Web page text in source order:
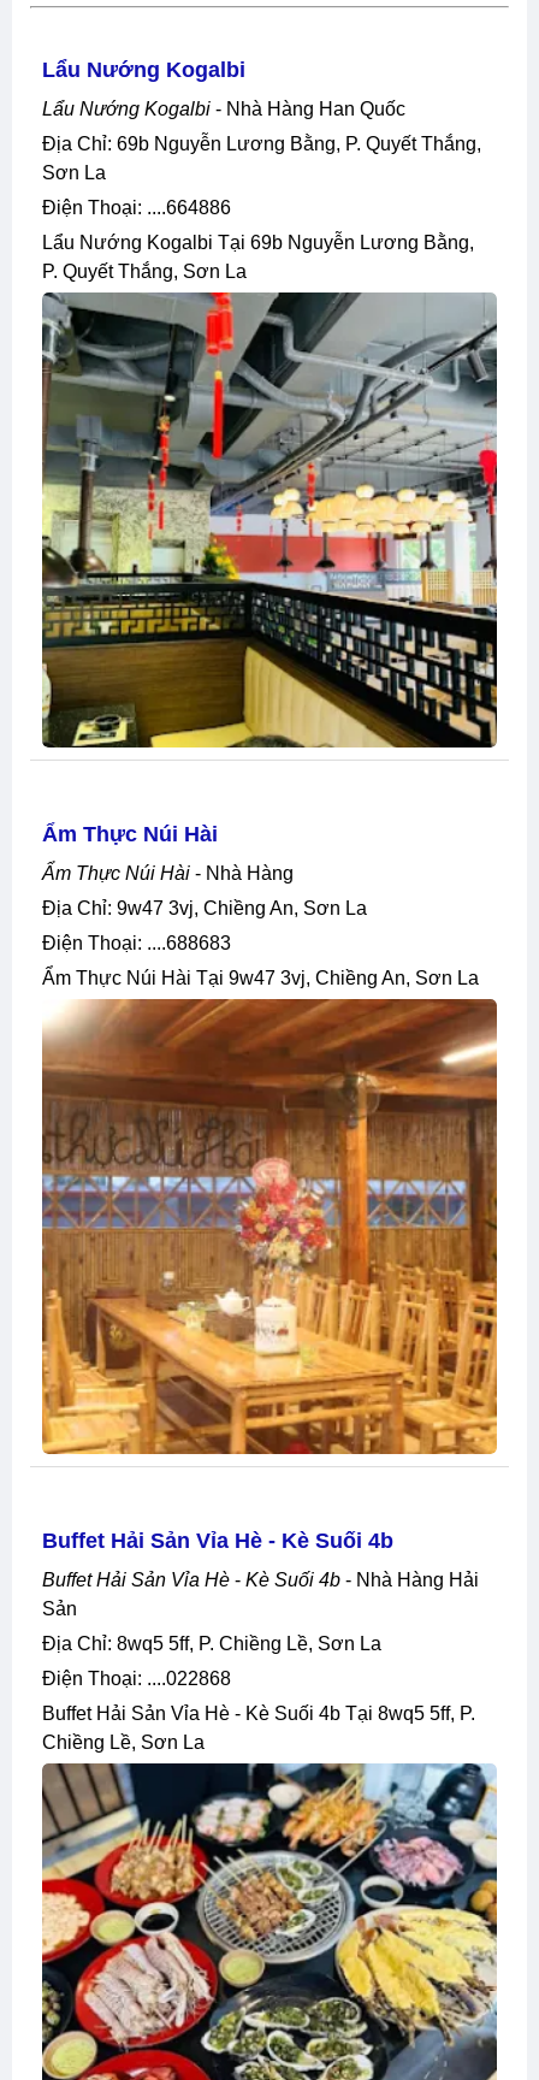
Lẩu Nướng Kogalbi
Lẩu Nướng Kogalbi - Nhà Hàng Han Quốc
Địa Chỉ: 69b Nguyễn Lương Bằng, P. Quyết Thắng,
Sơn La
Điện Thoại: ....664886
Lẩu Nướng Kogalbi Tại 69b Nguyễn Lương Bằng,
P. Quyết Thắng, Sơn La
Ẩm Thực Núi Hài
Ẩm Thực Núi Hài - Nhà Hàng
Địa Chỉ: 9w47 3vj, Chiềng An, Sơn La
Điện Thoại: ....688683
Ẩm Thực Núi Hài Tại 9w47 3vj, Chiềng An, Sơn La
Buffet Hải Sản Vỉa Hè - Kè Suối 4b
Buffet Hải Sản Vỉa Hè - Kè Suối 4b - Nhà Hàng Hải
Sản
Địa Chỉ: 8wq5 5ff, P. Chiềng Lề, Sơn La
Điện Thoại: ....022868
Buffet Hải Sản Vỉa Hè - Kè Suối 4b Tại 8wq5 5ff, P.
Chiềng Lề, Sơn La